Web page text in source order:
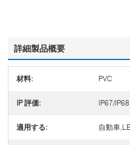
詳細製品概要
材料: PVC
IP 評価: IP67/IP68
適用する: 自動車